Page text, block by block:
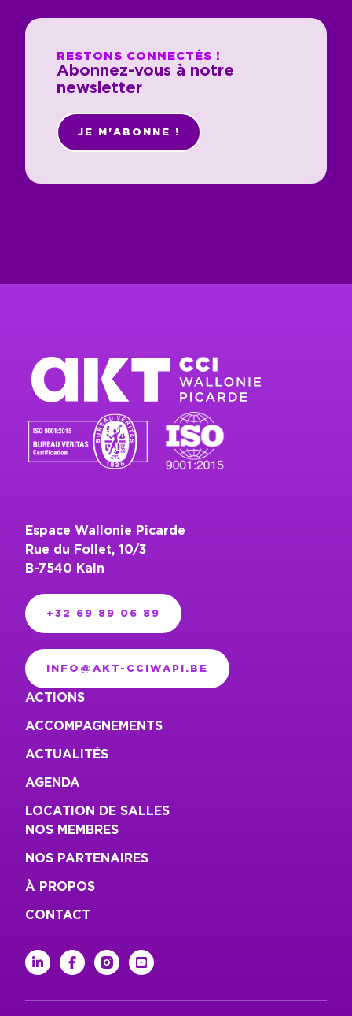
RESTONS CONNECTÉS !
Abonnez-vous à notre
newsletter
JE M'ABONNE !
Espace Wallonie Picarde
Rue du Follet, 10/3
B-7540 Kain
+32 69 89 06 89
INFO@AKT-CCIWAPI.BE
ACTIONS
ACCOMPAGNEMENTS
ACTUALITÉS
AGENDA
LOCATION DE SALLES
NOS MEMBRES
NOS PARTENAIRES
À PROPOS
CONTACT
linkedinfacebookinstagramyoutube